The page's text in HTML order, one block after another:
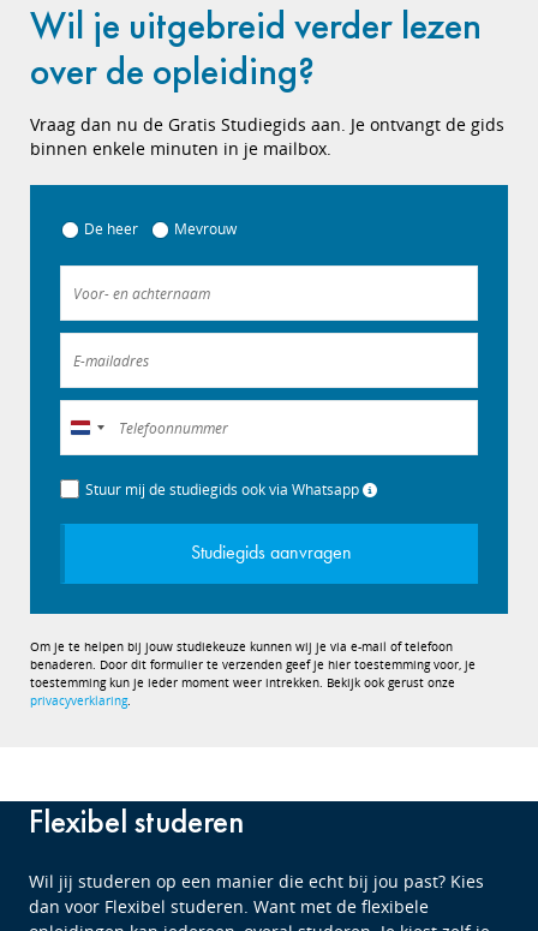
Wil je uitgebreid verder lezen
over de opleiding?
Vraag dan nu de Gratis Studiegids aan. Je ontvangt de gids
binnen enkele minuten in je mailbox.
De heer Mevrouw
Nederland
+31
Stuur mij de studiegids ook via Whatsapp
Studiegids aanvragen
Om je te helpen bij jouw studiekeuze kunnen wij je via e-mail of telefoon
benaderen. Door dit formulier te verzenden geef je hier toestemming voor, je
toestemming kun je ieder moment weer intrekken. Bekijk ook gerust onze
privacyverklaring.
Flexibel studeren
Wil jij studeren op een manier die echt bij jou past? Kies
dan voor Flexibel studeren. Want met de flexibele